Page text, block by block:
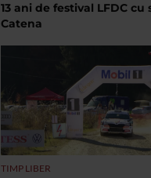
13 ani de festival LFDC cu
Catena
TIMP LIBER